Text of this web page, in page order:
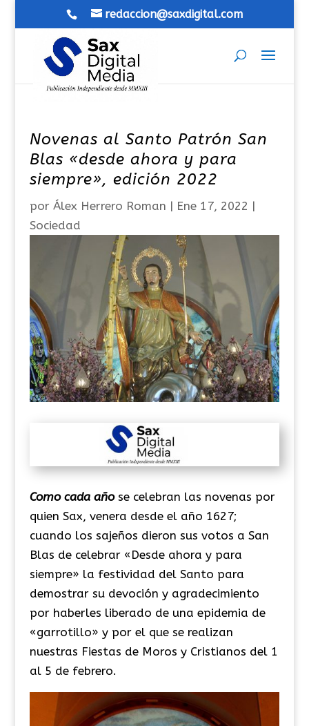
redaccion@saxdigital.com
Novenas al Santo Patrón San
Blas «desde ahora y para
siempre», edición 2022
por Álex Herrero Roman | Ene 17, 2022 |
Sociedad
Como cada año se celebran las novenas por
quien Sax, venera desde el año 1627;
cuando los sajeños dieron sus votos a San
Blas de celebrar «Desde ahora y para
siempre» la festividad del Santo para
demostrar su devoción y agradecimiento
por haberles liberado de una epidemia de
«garrotillo» y por el que se realizan
nuestras Fiestas de Moros y Cristianos del 1
al 5 de febrero.